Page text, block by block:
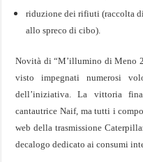
riduzione dei rifiuti (raccolta
allo spreco di cibo).
Novità di “M’illumino di Meno
visto impegnati numerosi
dell’iniziativa. La vittoria
cantautrice Naif, ma tutti i
web della trasmissione
decalogo dedicato ai consumi